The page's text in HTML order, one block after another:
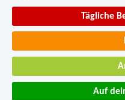
Tägliche
Auf